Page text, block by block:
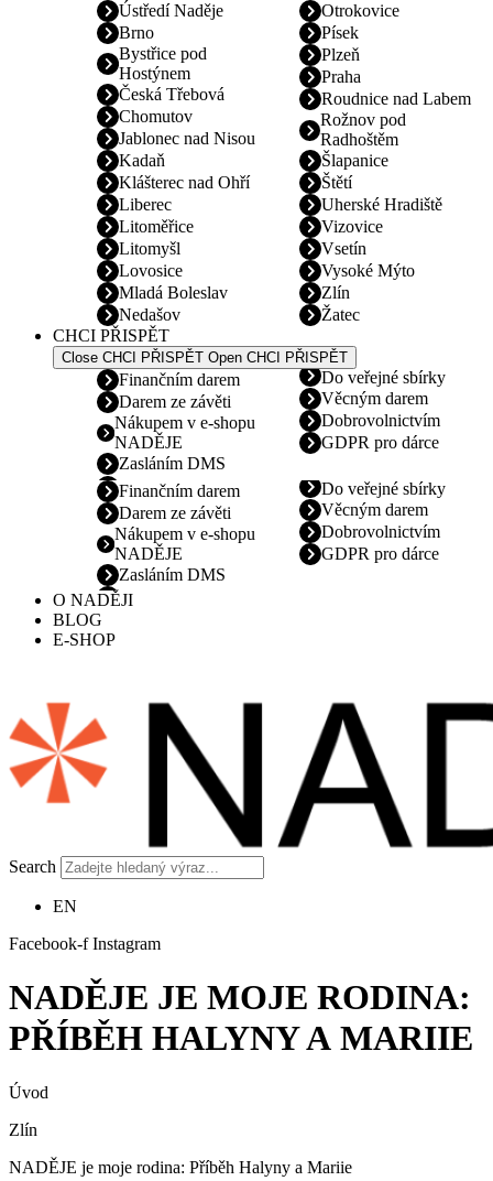
Ústředí Naděje
Brno
Bystřice pod
Hostýnem
Česká Třebová
Chomutov
Jablonec nad Nisou
Kadaň
Klášterec nad Ohří
Liberec
Litoměřice
Litomyšl
Lovosice
Mladá Boleslav
Nedašov
Otrokovice
Písek
Plzeň
Praha
Roudnice nad Labem
Rožnov pod
Radhoštěm
Šlapanice
Štětí
Uherské Hradiště
Vizovice
Vsetín
Vysoké Mýto
Zlín
Žatec
CHCI PŘISPĚT
Close CHCI PŘISPĚT Open CHCI PŘISPĚT
Finančním darem
Darem ze závěti
Nákupem v e-shopu
NADĚJE
Zasláním DMS
Do veřejné sbírky
Věcným darem
Dobrovolnictvím
GDPR pro dárce
Finančním darem
Darem ze závěti
Nákupem v e-shopu
NADĚJE
Zasláním DMS
Do veřejné sbírky
Věcným darem
Dobrovolnictvím
GDPR pro dárce
O NADĚJI
BLOG
E-SHOP
Search
EN
Facebook-f Instagram
NADĚJE JE MOJE RODINA:
PŘÍBĚH HALYNY A MARIIE
Úvod
Zlín
NADĚJE je moje rodina: Příběh Halyny a Mariie